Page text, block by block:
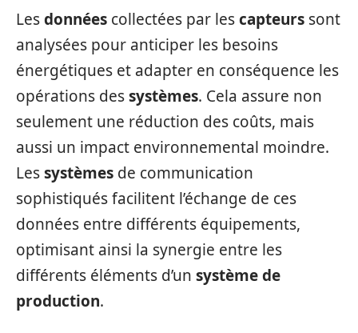
Lesdonnées collectées par lescapteurs sont
analysées pour anticiper les besoins
énergétiques et adapter en conséquence les
opérations dessystèmes. Cela assure non
seulement une réduction des coûts, mais
aussi un impact environnemental moindre.
Lessystèmes de communication
sophistiqués facilitent l’échange de ces
données entre différents équipements,
optimisant ainsi la synergie entre les
différents éléments d’un système de
production.